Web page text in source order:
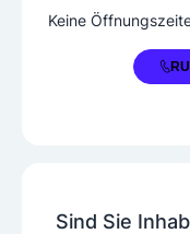
Sind Sie
Keine
+43 5242 6911150